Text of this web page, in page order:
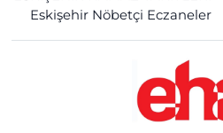
Eskişehir Nöbetçi Eczaneler